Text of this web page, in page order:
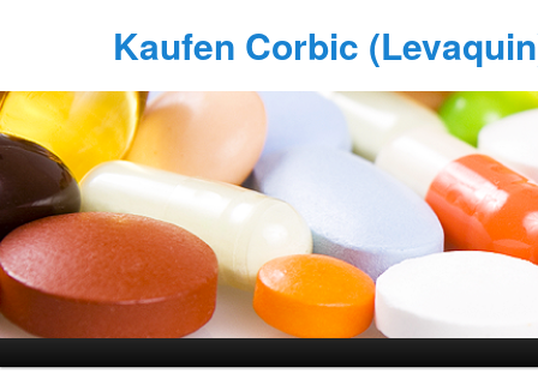
Kaufen Corbic